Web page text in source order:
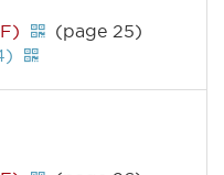
(page 25)